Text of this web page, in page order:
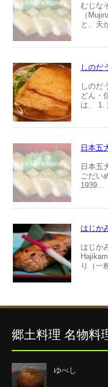
むじな
（
と、天
しのだ
しのだ
どん・
は、 1.
日本五
日本五
ごだい
1939...
はじか
はじか
り（一
郷土料理 名物料
ゆべし